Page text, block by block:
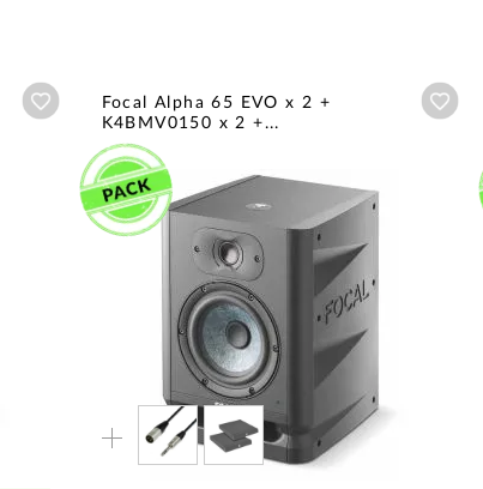
Añadir a wishlist
Focal Alpha 65 EVO x 2 +
K4BMV0150 x 2 +...